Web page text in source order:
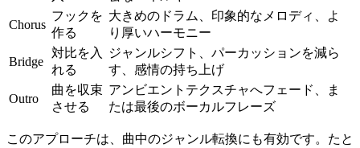
Chorus
フックを
作る
大きめのドラム、印象的なメロディ、よ
り厚いハーモニー
Bridge
対比を入
れる
ジャンルシフト、パーカッションを減ら
す、感情の持ち上げ
Outro
曲を収束
させる
アンビエントテクスチャへフェード、ま
たは最後のボーカルフレーズ
このアプローチは、曲中のジャンル転換にも有効です。たと